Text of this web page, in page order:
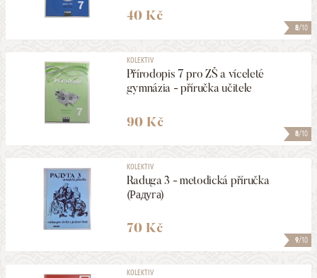
8/10
40 Kč
8/10
KOLEKTIV
Přírodopis 7 pro ZŠ a víceleté
gymnázia - příručka učitele
90 Kč
9/10
KOLEKTIV
Raduga 3 - metodická příručka
(Радуга)
70 Kč
KOLEKTIV